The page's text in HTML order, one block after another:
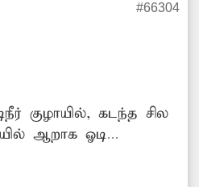
#66304
குழாயில், கடந்த சில
ஆறாக ஓடி
எனவே